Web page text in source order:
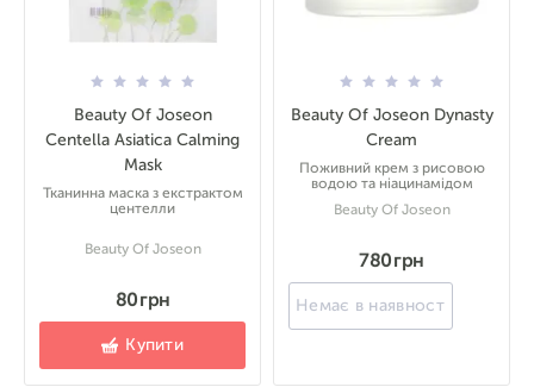
Beauty Of Joseon
Centella Asiatica Calming
Mask
Тканинна маска з екстрактом
центелли
Beauty Of Joseon
80 грн
Купити
Beauty Of Joseon Dynasty
Cream
Поживний крем з рисовою
водою та ніацинамідом
Beauty Of Joseon
780 грн
Немає в наявності